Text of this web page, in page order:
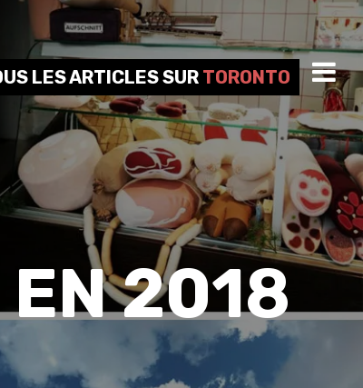
LES ARTICLES SUR TORONTO
EN 2018